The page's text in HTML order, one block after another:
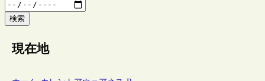
検索
現在地